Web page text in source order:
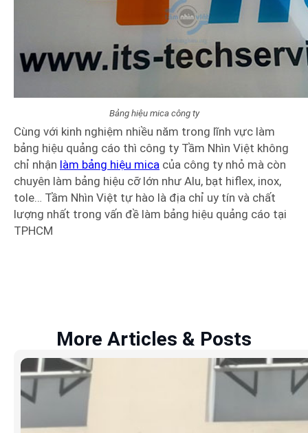
Bảng hiệu mica công ty
Cùng với kinh nghiệm nhiều năm trong lĩnh vực làm
bảng hiệu quảng cáo thì công ty Tầm Nhìn Việt không
chỉ nhận làm bảng hiệu mica của công ty nhỏ mà còn
chuyên làm bảng hiệu cỡ lớn như Alu, bạt hiflex, inox,
tole… Tầm Nhìn Việt tự hào là địa chỉ uy tín và chất
lượng nhất trong vấn đề làm bảng hiệu quảng cáo tại
TPHCM
More Articles & Posts